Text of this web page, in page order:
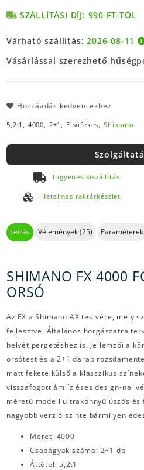
SZÁLLÍTÁSI DÍJ: 990 FT-TÓL
Várható szállítás:2026-08-11
Vásárlással szerezhető
Hozzáadás kedvencekhez
5,2:1, 4000, 2+1, Elsőfékes, Shimano
Ingyenes kiszállítás
Hatalmas raktárkészlet
Leírás Vélemények (25) Paraméterek
SHIMANO FX 4000
ORSÓ
Az FX a Shimano AX testvére, mely
fejlesztve. Általános horgászatra
helyét pergetéshez is. Jellemzői a
orsótest és a 2+1 darab
matt fekete külső a klasszikus
visszafogott ám ízléses design-nal
méretű modell ultrakönnyű úszós
nagyobb verzió szinte bármilyen
Méret: 4000
Csapágyak száma: 2+1 db
Áttétel: 5,2:1